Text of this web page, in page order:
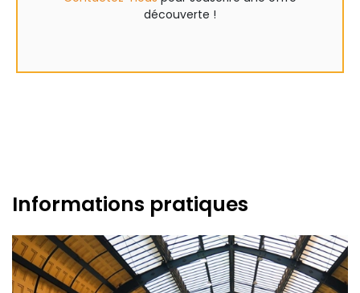
découverte !
Informations pratiques